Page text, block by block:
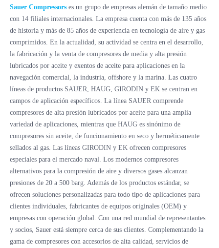
Sauer Compressors es un grupo de empresas alemán de tamaño medio
con 14 filiales internacionales. La empresa cuenta con más de 135 años
de historia y más de 85 años de experiencia en tecnología de aire y gas
comprimidos. En la actualidad, su actividad se centra en el desarrollo,
la fabricación y la venta de compresores de media y alta presión
lubricados por aceite y exentos de aceite para aplicaciones en la
navegación comercial, la industria, offshore y la marina. Las cuatro
líneas de productos SAUER, HAUG, GIRODIN y EK se centran en
campos de aplicación específicos. La línea SAUER comprende
compresores de alta presión lubricados por aceite para una amplia
variedad de aplicaciones, mientras que HAUG es sinónimo de
compresores sin aceite, de funcionamiento en seco y herméticamente
sellados al gas. Las líneas GIRODIN y EK ofrecen compresores
especiales para el mercado naval. Los modernos compresores
alternativos para la compresión de aire y diversos gases alcanzan
presiones de 20 a 500 barg. Además de los productos estándar, se
ofrecen soluciones personalizadas para todo tipo de aplicaciones para
clientes individuales, fabricantes de equipos originales (OEM) y
empresas con operación global. Con una red mundial de representantes
y socios, Sauer está siempre cerca de sus clientes. Complementando la
gama de compresores con accesorios de alta calidad, servicios de